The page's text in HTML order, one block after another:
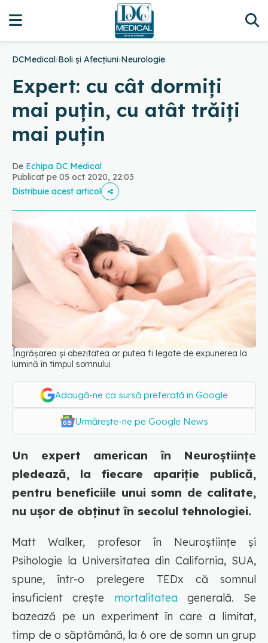
DCMedical›Boli și Afecțiuni›Neurologie
Expert: cu cât dormiți
mai puțin, cu atât trăiți
mai puțin
De Echipa DC Medical
Publicat pe 05 oct 2020, 22:03
Distribuie acest articol
Îngrășarea și obezitatea ar putea fi legate de expunerea la
lumină în timpul somnului
Adaugă-ne ca sursă preferată în Google
Urmărește-ne pe Google News
Un expert american în Neuroștiințe
pledează, la fiecare apariție publică,
pentru beneficiile unui somn de calitate,
nu ușor de obținut în secolul tehnologiei.
Matt Walker, profesor în Neuroștiințe și
Psihologie la Universitatea din California, SUA,
spune, într-o prelegere TEDx că somnul
insuficient crește mortalitateagenerală. Se
bazează pe un experiment în care a limitat,
timp de o săptămână, la 6 ore de somn un grup